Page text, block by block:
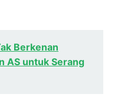
Berkenan
AS untuk Serang